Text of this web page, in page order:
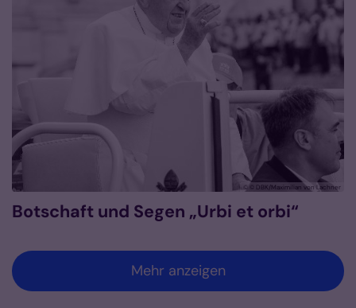
© © DBK/Maximilian von Lachner
Botschaft und Segen „Urbi et orbi“
Mehr anzeigen